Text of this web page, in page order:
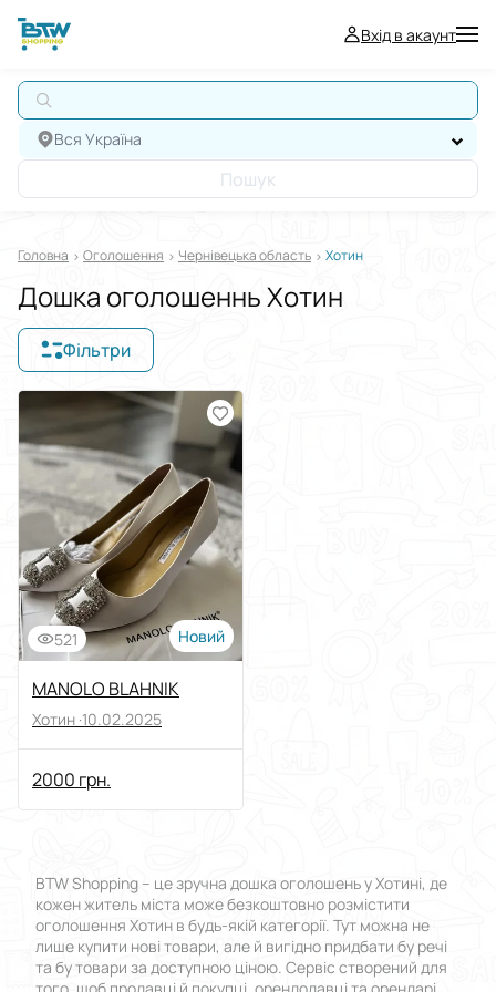
Вхід в акаунт
Вся Україна
Пошук
Головна Оголошення Чернівецька область Хотин
Дошка оголошеннь Хотин
Фільтри
Відображати в
Сортувати за
Виберіть групу категорій
Ціна
Від
Стан
521 Новий
MANOLO BLAHNIK
Хотин ·10.02.2025
2000 грн.
BTW Shopping – це зручна дошка оголошень у Хотині, де
кожен житель міста може безкоштовно розмістити
оголошення Хотин в будь-якій категорії. Тут можна не
лише купити нові товари, але й вигідно придбати бу речі
та бу товари за доступною ціною. Сервіс створений для